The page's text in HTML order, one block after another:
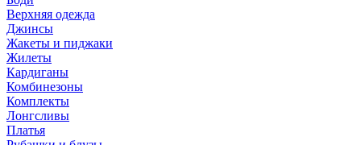
Верхняя одежда
Джинсы
Жакеты и пиджаки
Жилеты
Кардиганы
Комбинезоны
Комплекты
Лонгсливы
Платья